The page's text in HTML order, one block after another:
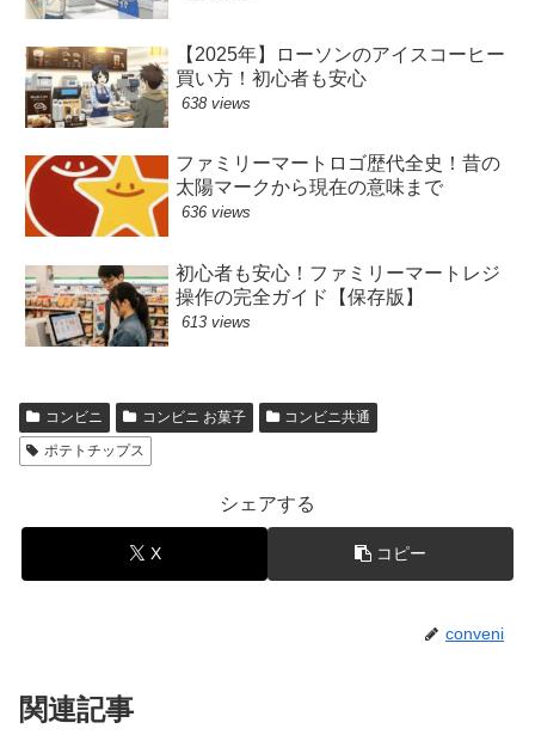
【2025年】ローソンのアイスコーヒー
買い方！初心者も安心
638 views
ファミリーマートロゴ歴代全史！昔の
太陽マークから現在の意味まで
636 views
初心者も安心！ファミリーマートレジ
操作の完全ガイド【保存版】
613 views
コンビニ コンビニ お菓子
コンビニ共通
ポテトチップス
シェアする
X コピー
conveni
関連記事